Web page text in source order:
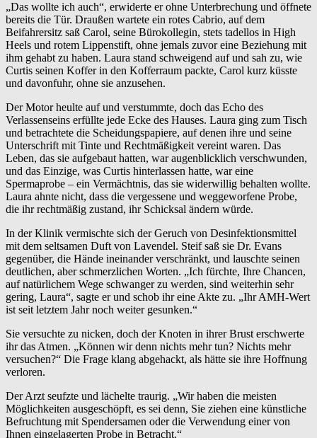
„Das wollte ich auch“, erwiderte er ohne Unterbrechung und öffnete
bereits die Tür. Draußen wartete ein rotes Cabrio, auf dem
Beifahrersitz saß Carol, seine Bürokollegin, stets tadellos in High
Heels und rotem Lippenstift, ohne jemals zuvor eine Beziehung mit
ihm gehabt zu haben. Laura stand schweigend auf und sah zu, wie
Curtis seinen Koffer in den Kofferraum packte, Carol kurz küsste
und davonfuhr, ohne sie anzusehen.
Der Motor heulte auf und verstummte, doch das Echo des
Verlassenseins erfüllte jede Ecke des Hauses. Laura ging zum Tisch
und betrachtete die Scheidungspapiere, auf denen ihre und seine
Unterschrift mit Tinte und Rechtmäßigkeit vereint waren. Das
Leben, das sie aufgebaut hatten, war augenblicklich verschwunden,
und das Einzige, was Curtis hinterlassen hatte, war eine
Spermaprobe – ein Vermächtnis, das sie widerwillig behalten wollte.
Laura ahnte nicht, dass die vergessene und weggeworfene Probe,
die ihr rechtmäßig zustand, ihr Schicksal ändern würde.
In der Klinik vermischte sich der Geruch von Desinfektionsmittel
mit dem seltsamen Duft von Lavendel. Steif saß sie Dr. Evans
gegenüber, die Hände ineinander verschränkt, und lauschte seinen
deutlichen, aber schmerzlichen Worten. „Ich fürchte, Ihre Chancen,
auf natürlichem Wege schwanger zu werden, sind weiterhin sehr
gering, Laura“, sagte er und schob ihr eine Akte zu. „Ihr AMH-Wert
ist seit letztem Jahr noch weiter gesunken.“
Sie versuchte zu nicken, doch der Knoten in ihrer Brust erschwerte
ihr das Atmen. „Können wir denn nichts mehr tun? Nichts mehr
versuchen?“ Die Frage klang abgehackt, als hätte sie ihre Hoffnung
verloren.
Der Arzt seufzte und lächelte traurig. „Wir haben die meisten
Möglichkeiten ausgeschöpft, es sei denn, Sie ziehen eine künstliche
Befruchtung mit Spendersamen oder die Verwendung einer von
Ihnen eingelagerten Probe in Betracht.“